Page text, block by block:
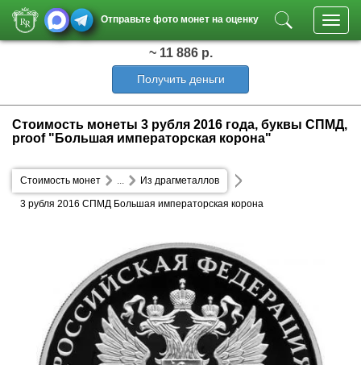
Отправьте фото монет на оценку
~ 11 886 р.
Получить деньги
Стоимость монеты 3 рубля 2016 года, буквы СПМД,
proof "Большая императорская корона"
Стоимость монет Из драгметаллов
...
3 рубля 2016 СПМД Большая императорская корона